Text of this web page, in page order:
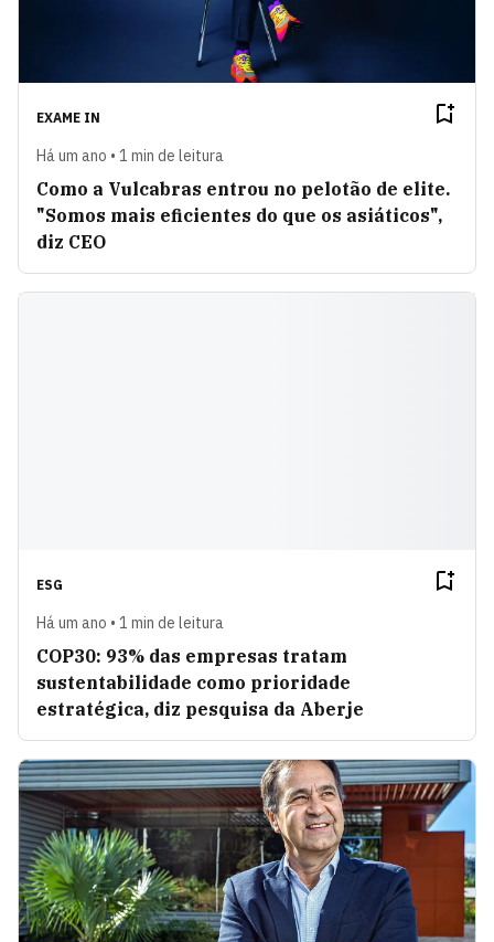
EXAME IN
Há um ano • 1 min de leitura
Como a Vulcabras entrou no pelotão de elite.
"Somos mais eficientes do que os asiáticos",
diz CEO
ESG
Há um ano • 1 min de leitura
COP30: 93% das empresas tratam
sustentabilidade como prioridade
estratégica, diz pesquisa da Aberje